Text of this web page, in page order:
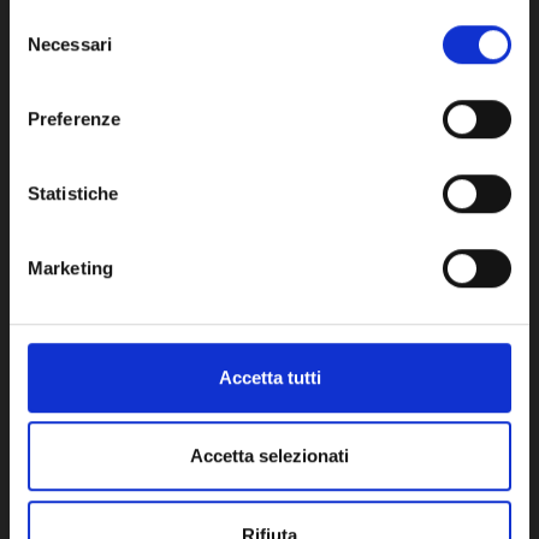
delNecessari
Preferenze
Statistiche
Marketing
Accetta tutti
Accetta selezionati
Rifiuta
Potrebbe anche interessarti